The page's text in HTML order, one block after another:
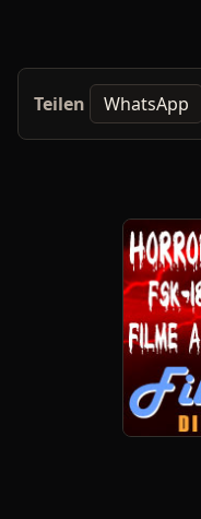
Teilen WhatsApp